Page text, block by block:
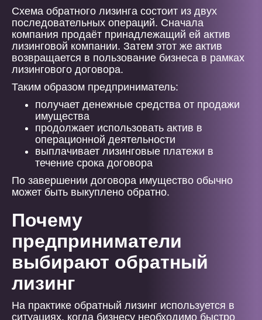
Схема обратного лизинга состоит из двух
последовательных операций. Сначала
компания продаёт принадлежащий ей актив
лизинговой компании. Затем этот же актив
возвращается в пользование бизнеса в рамках
лизингового договора.
Таким образом предприниматель:
получает денежные средства от продажи
имущества
продолжает использовать актив в
операционной деятельности
выплачивает лизинговые платежи в
течение срока договора
По завершении договора имущество обычно
может быть выкуплено обратно.
Почему
предприниматели
выбирают обратный
лизинг
На практике обратный лизинг используется в
ситуациях, когда бизнесу необходимо быстро